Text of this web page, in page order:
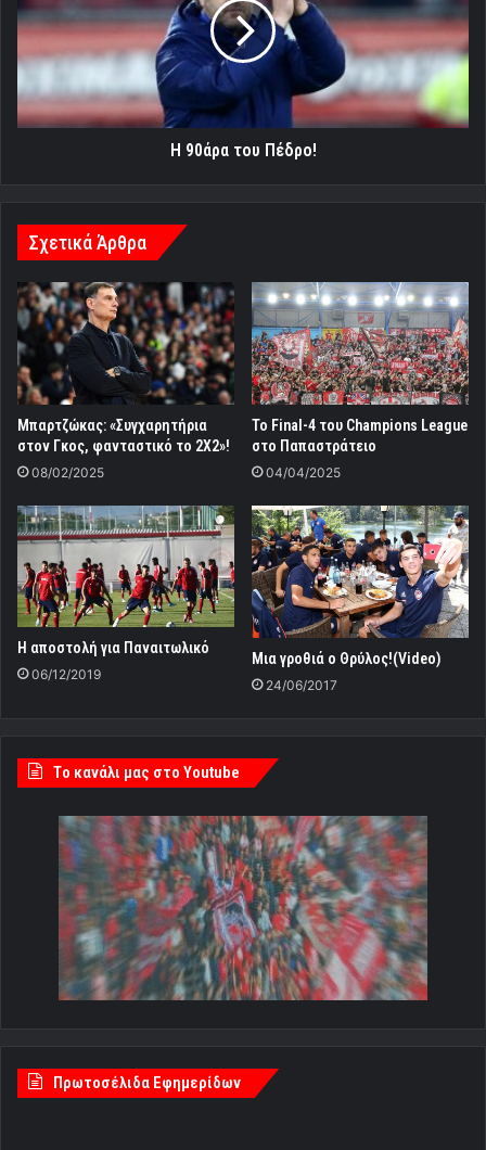
Πέδρο!
Η 90άρα του Πέδρο!
Σχετικά Άρθρα
Μπαρτζώκας: «Συγχαρητήρια
στον Γκος, φανταστικό το 2X2»!
08/02/2025
Το Final-4 του Champions League
στο Παπαστράτειο
04/04/2025
H αποστολή για Παναιτωλικό
06/12/2019
Μια γροθιά ο Θρύλος!(Video)
24/06/2017
Tο κανάλι μας στο Youtube
Πρωτοσέλιδα Εφημερίδων